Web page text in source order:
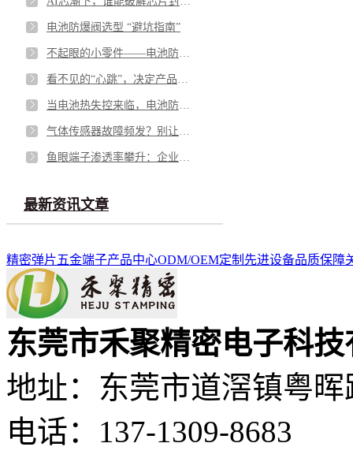
电池防爆阀选型 “避坑指南”
最新资讯文章
精密弹片五金端子产品中心ODM/OEM定制 先进设备品质保障
东莞市禾聚精密电子科
地址：东莞市道滘镇粤晖
电话：137-1309-8683